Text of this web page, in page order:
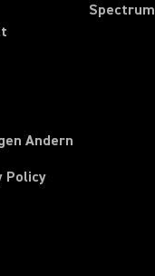
Andern
Policy
Spectrum